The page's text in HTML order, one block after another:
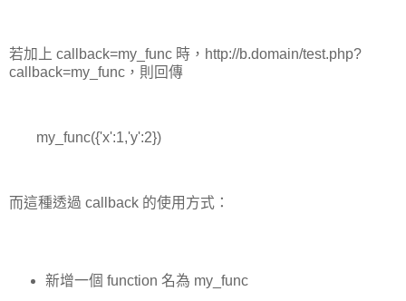
若加上 callback=my_func 時，http://b.domain/test.php?
callback=my_func，則回傳
my_func({'x':1,'y':2})
而這種透過 callback 的使用方式：
新增一個 function 名為 my_func